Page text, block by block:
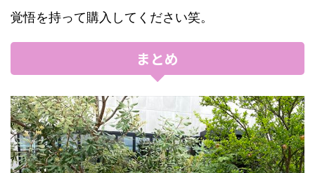
覚悟を持って購入してください笑。
まとめ